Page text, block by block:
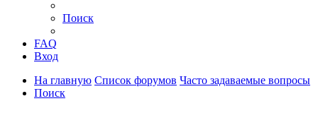
Поиск
FAQ
Вход
На главную Список форумов Часто задаваемые вопросы
Поиск